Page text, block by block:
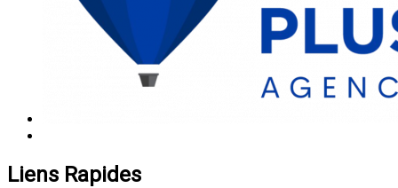
Liens Rapides